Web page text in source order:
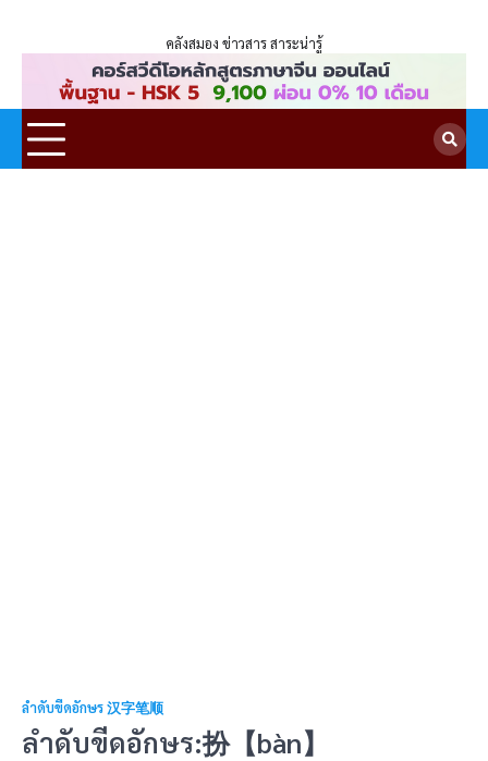
คลังสมอง ข่าวสาร สาระน่ารู้
ลำดับขีดอักษร 汉字笔顺
ลำดับขีดอักษร:扮【bàn】